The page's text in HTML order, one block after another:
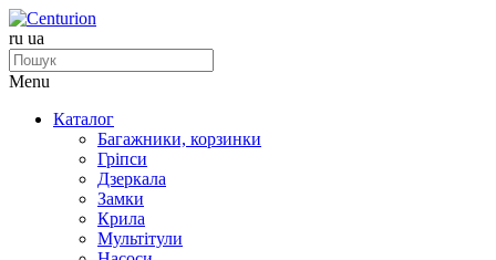
ru ua
Menu
Каталог
Багажники, корзинки
Гріпси
Дзеркала
Замки
Крила
Мультітули